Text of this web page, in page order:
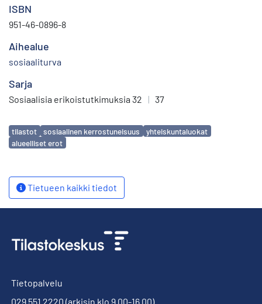
ISBN
951-46-0896-8
Aihealue
sosiaaliturva
Sarja
Sosiaalisia erikoistutkimuksia 32 | 37
Avainsanat
tilastot sosiaalinen kerrostuneisuus
yhteiskuntaluokat
alueelliset erot
Tietueen kaikki tiedot
Tietopalvelu
029 551 2220 (arkisin klo 9.00-16.00)